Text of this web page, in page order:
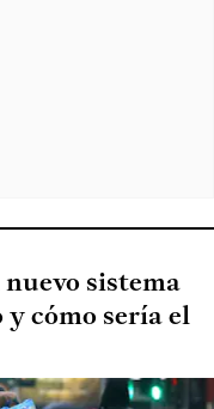
sistema
cómo sería el